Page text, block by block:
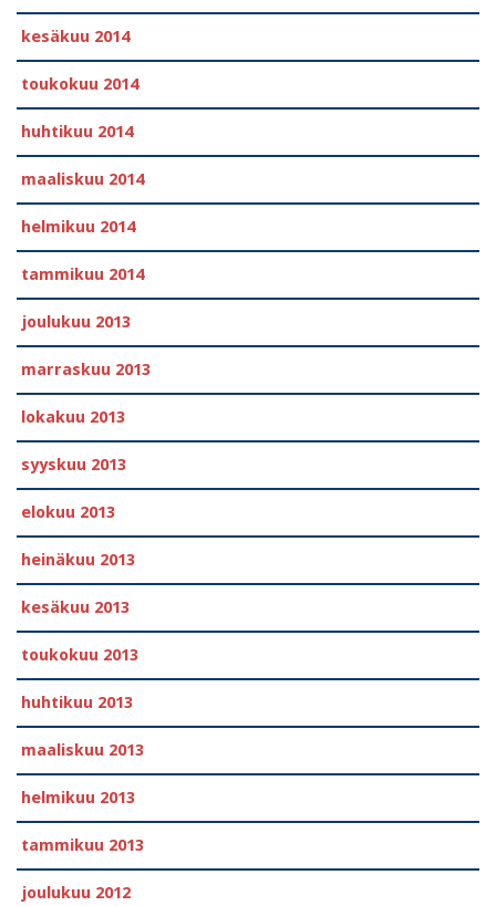
kesäkuu 2014
toukokuu 2014
huhtikuu 2014
maaliskuu 2014
helmikuu 2014
tammikuu 2014
joulukuu 2013
marraskuu 2013
lokakuu 2013
syyskuu 2013
elokuu 2013
heinäkuu 2013
kesäkuu 2013
toukokuu 2013
huhtikuu 2013
maaliskuu 2013
helmikuu 2013
tammikuu 2013
joulukuu 2012